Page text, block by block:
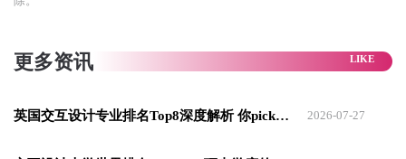
推荐院校
“技术型交互设计师” 路线的学生；
更多资讯
英国交互设计专业排名Top8深度解析 你pick哪所？ 2026-07-27